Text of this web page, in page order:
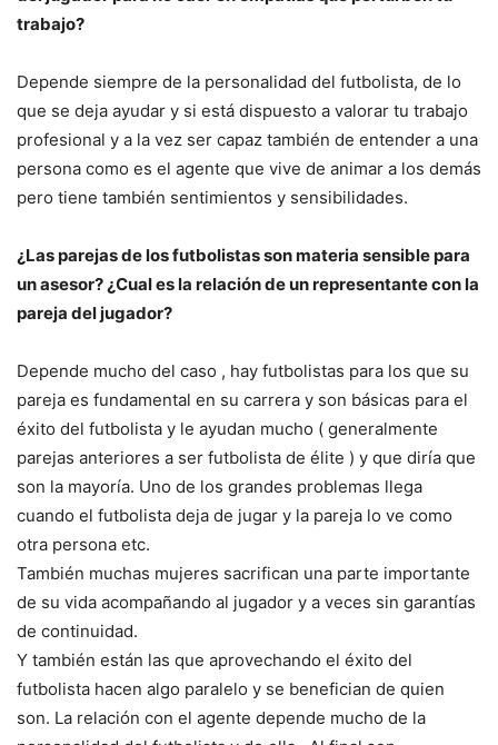
trabajo?
Depende siempre de la personalidad del futbolista, de lo
que se deja ayudar y si está dispuesto a valorar tu trabajo
profesional y a la vez ser capaz también de entender a una
persona como es el agente que vive de animar a los demás
pero tiene también sentimientos y sensibilidades.
¿Las parejas de los futbolistas son materia sensible para
un asesor? ¿Cual es la relación de un representante con la
pareja del jugador?
Depende mucho del caso , hay futbolistas para los que su
pareja es fundamental en su carrera y son básicas para el
éxito del futbolista y le ayudan mucho ( generalmente
parejas anteriores a ser futbolista de élite ) y que diría que
son la mayoría. Uno de los grandes problemas llega
cuando el futbolista deja de jugar y la pareja lo ve como
otra persona etc.
También muchas mujeres sacrifican una parte importante
de su vida acompañando al jugador y a veces sin garantías
de continuidad.
Y también están las que aprovechando el éxito del
futbolista hacen algo paralelo y se benefician de quien
son. La relación con el agente depende mucho de la